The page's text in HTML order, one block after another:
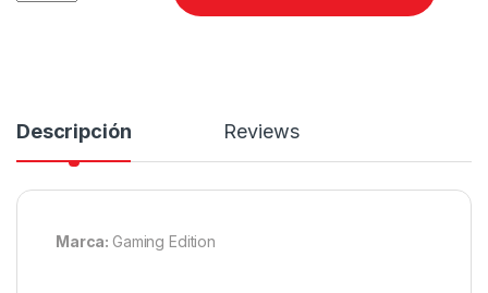
Descripción Reviews
Marca: Gaming Edition